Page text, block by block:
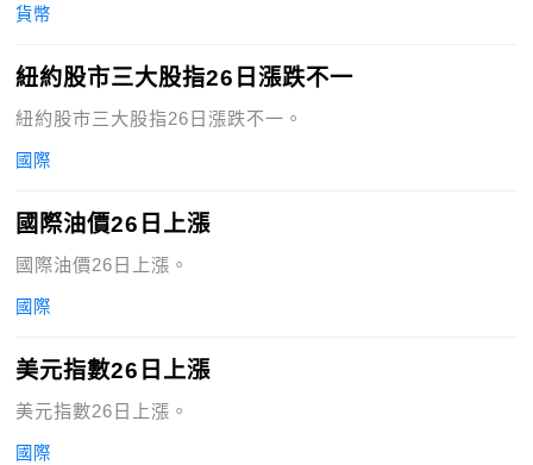
貨幣
紐約股市三大股指26日漲跌不一
紐約股市三大股指26日漲跌不一。
國際
國際油價26日上漲
國際油價26日上漲。
國際
美元指數26日上漲
美元指數26日上漲。
國際